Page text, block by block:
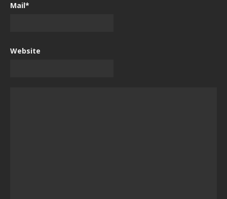
Mail*
Website